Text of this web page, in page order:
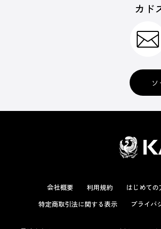
カド
会社概要 利用規約 はじめての
特定商取引法に関する表示
プライバ